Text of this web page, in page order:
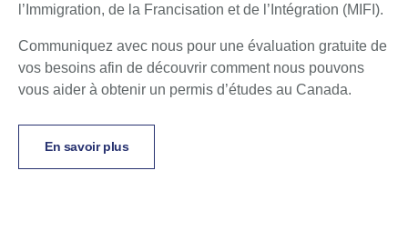
l’Immigration, de la Francisation et de l’Intégration (MIFI).
Communiquez avec nous pour une évaluation gratuite de
vos besoins afin de découvrir comment nous pouvons
vous aider à obtenir un permis d’études au Canada.
En savoir plus